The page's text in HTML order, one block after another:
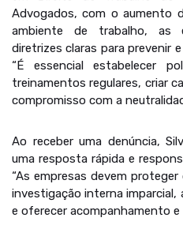
Advogados, com o aumento
ambiente de trabalho, as
diretrizes claras para prevenir
“É essencial estabelecer
treinamentos regulares, criar
compromisso com a
Ao receber uma denúncia,
uma resposta rápida e
“As empresas devem
investigação interna imparcial,
e oferecer acompanhamento e